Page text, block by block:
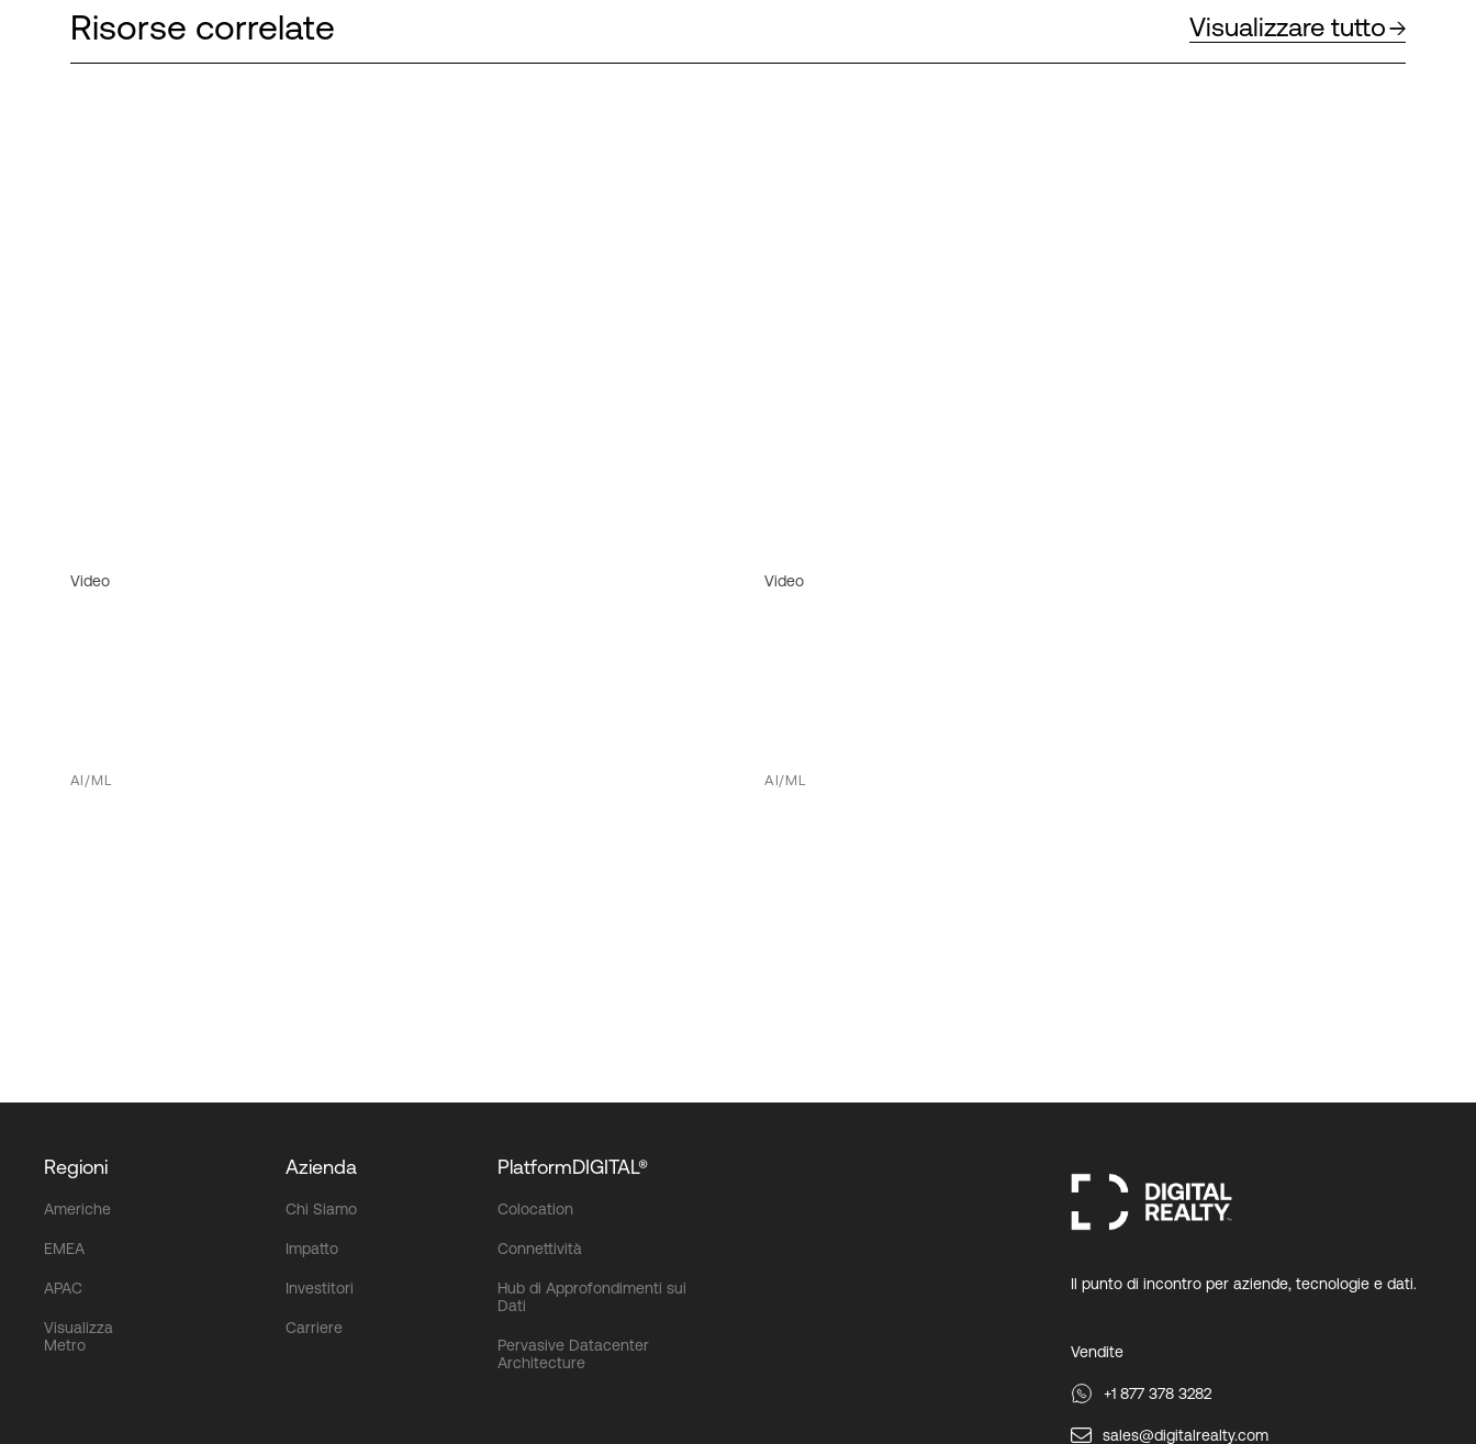
Risorse correlate Visualizzare tutto
Video
AI/ML
Video
AI/ML
Regioni
Americhe
EMEA
APAC
Visualizza
Metro
Azienda
Chi Siamo
Impatto
Investitori
Carriere
PlatformDIGITAL®
Colocation
Connettività
Hub di Approfondimenti sui
Dati
Pervasive Datacenter
Architecture
Il punto di incontro per aziende, tecnologie e dati.
Vendite
+1 877 378 3282
sales@digitalrealty.com